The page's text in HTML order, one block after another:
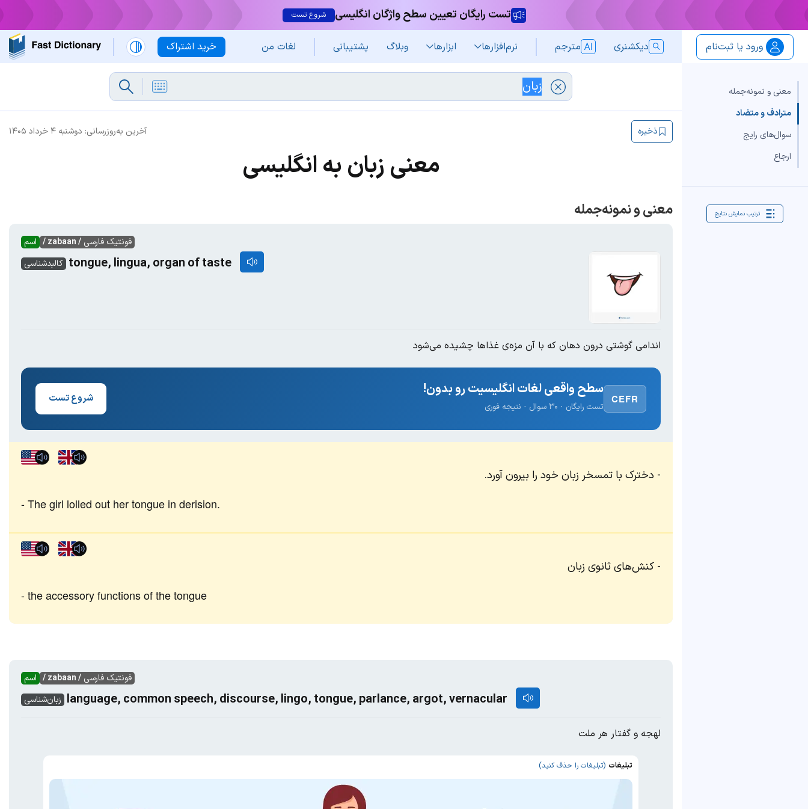
تست رایگان تعیین سطح واژگان انگلیسی شروع تست
خرید اشتراک ورود یا ثبت‌نام دیکشنری مترجم نرم‌افزار‌ها ابزارها وبلاگ پشتیبانی لغات من
معنی و نمونه‌جمله
مترادف و متضاد
سوال‌های رایج
ارجاع
ترتیب نمایش نتایج
آخرین به‌روزرسانی: دوشنبه ۴ خرداد ۱۴۰۵ ذخیره
معنی زبان به انگلیسی
معنی و نمونه‌جمله
اسم فونتیک فارسی / zabaan /
کالبدشناسی tongue, lingua, organ of taste
اندامی گوشتی درون دهان که با آن مز‌ه‌ی غذاها چشیده می‌شود
CEFR
سطح واقعی لغات انگلیسیت رو بدون!
تست رایگان · ۳۰ سوال · نتیجه فوری
شروع تست
دخترک با تمسخر زبان خود را بیرون آورد.
The girl lolled out her tongue in derision.
کنش‌های ثانوی زبان
the accessory functions of the tongue
اسم فونتیک فارسی / zabaan /
زبان‌شناسی language, common speech, discourse, lingo, tongue, parlance, argot, vernacular
لهجه و گفتار هر ملت
تبلیغات (تبلیغات را حذف کنید)